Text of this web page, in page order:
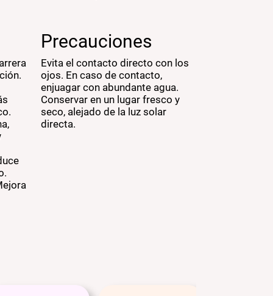
Precauciones
Evita el contacto directo con los
ojos. En caso de contacto,
enjuagar con abundante agua.
Conservar en un lugar fresco y
seco, alejado de la luz solar
directa.